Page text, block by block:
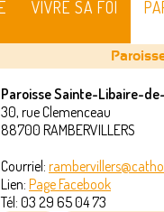
VIVRE SA FOI
Paroisse Sainte-Libaire-
30, rue Clemenceau
88700 RAMBERVILLERS
Courriel:
Lien: Page Facebook
Tél: 03 29 65 04 73